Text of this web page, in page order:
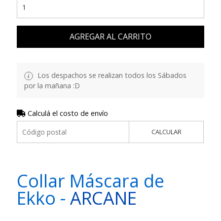
AGREGAR AL CARRITO
Los despachos se realizan todos los Sábados
por la mañana :D
Calculá el costo de envío
CALCULAR
Collar Máscara de
Ekko - ARCANE